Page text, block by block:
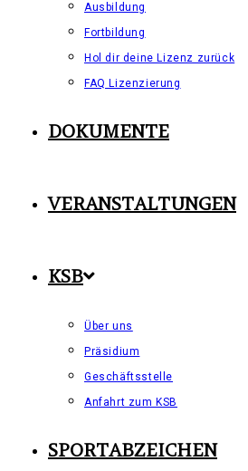
Ausbildung
Fortbildung
Hol dir deine Lizenz zurück
FAQ Lizenzierung
DOKUMENTE
VERANSTALTUNGEN
KSB
Über uns
Präsidium
Geschäftsstelle
Anfahrt zum KSB
SPORTABZEICHEN